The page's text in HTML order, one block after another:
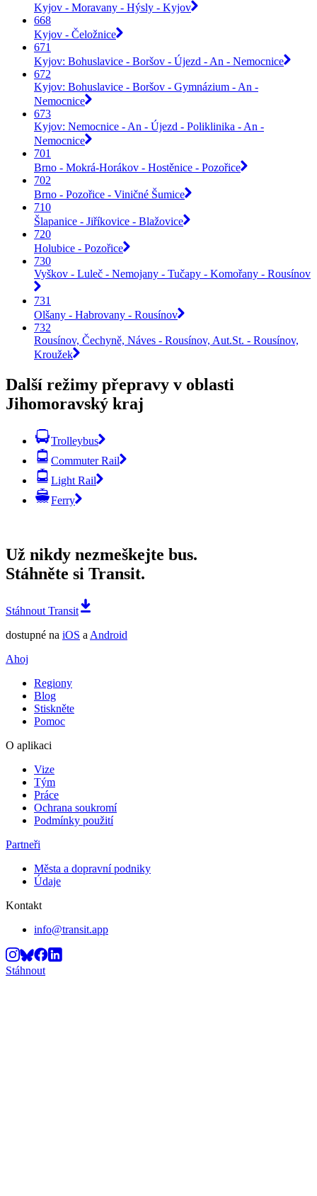
Kyjov - Moravany - Hýsly - Kyjov
668
Kyjov - Čeložnice
671
Kyjov: Bohuslavice - Boršov - Újezd - An - Nemocnice
672
Kyjov: Bohuslavice - Boršov - Gymnázium - An -
Nemocnice
673
Kyjov: Nemocnice - An - Újezd - Poliklinika - An -
Nemocnice
701
Brno - Mokrá-Horákov - Hostěnice - Pozořice
702
Brno - Pozořice - Viničné Šumice
710
Šlapanice - Jiříkovice - Blažovice
720
Holubice - Pozořice
730
Vyškov - Luleč - Nemojany - Tučapy - Komořany - Rousínov
731
Olšany - Habrovany - Rousínov
732
Rousínov, Čechyně, Náves - Rousínov, Aut.St. - Rousínov,
Kroužek
Další režimy přepravy v oblasti
Jihomoravský kraj
Trolleybus
Commuter Rail
Light Rail
Ferry
Už nikdy nezmeškejte bus.
Stáhněte si Transit.
Stáhnout Transit
dostupné na iOS a Android
Ahoj
Regiony
Blog
Stiskněte
Pomoc
O aplikaci
Vize
Tým
Práce
Ochrana soukromí
Podmínky použití
Partneři
Města a dopravní podniky
Údaje
Kontakt
info@transit.app
Stáhnout